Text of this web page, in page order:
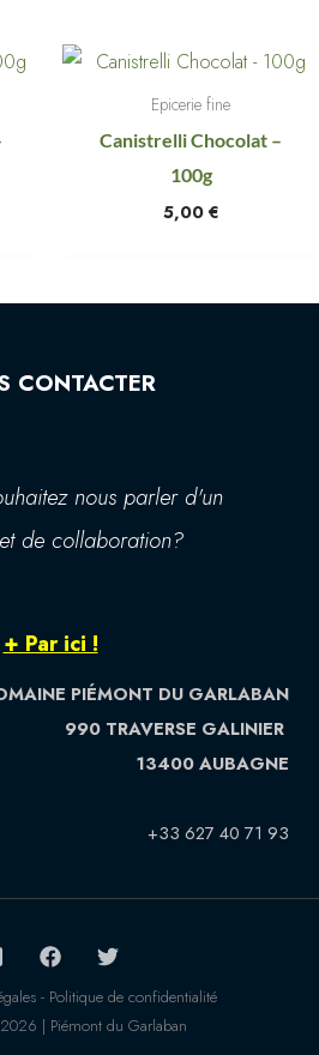
Epicerie fine
Canistrelli Chocolat –
100g
5,00 €
CONTACTER
nous parler d'un
de collaboration?
+ Par ici !
PIÉMONT DU GARLABAN
990 TRAVERSE GALINIER
13400 AUBAGNE
+33 627 40 71 93
- Politique de confidentialité
| Piémont du Garlaban